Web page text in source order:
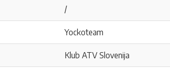
/
Yockoteam
Klub ATV Slovenija